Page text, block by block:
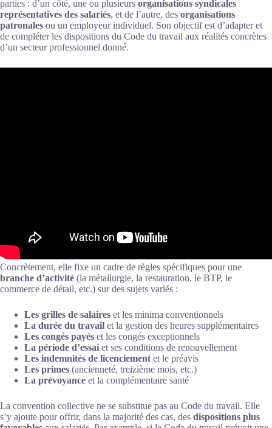
parties : d’un côté, une ou plusieurs organisations syndicales
représentatives des salariés, et de l’autre, des organisations
patronales ou un employeur individuel. Son objectif est d’adapter et
de compléter les dispositions du Code du travail aux réalités concrètes
d’un secteur professionnel donné.
Concrètement, elle fixe un cadre de règles spécifiques pour une
branche d’activité (la métallurgie, la restauration, le BTP, le
commerce de détail, etc.) sur des sujets variés :
Les grilles de salaires et les minima conventionnels
La durée du travail et la gestion des heures supplémentaires
Les congés payés et les congés exceptionnels
La période d’essai et ses conditions de renouvellement
Les indemnités de licenciement et le préavis
Les primes (ancienneté, treizième mois, etc.)
La prévoyance et la complémentaire santé
La convention collective ne se substitue pas au Code du travail. Elle
s’y ajoute pour offrir, dans la majorité des cas, des dispositions plus